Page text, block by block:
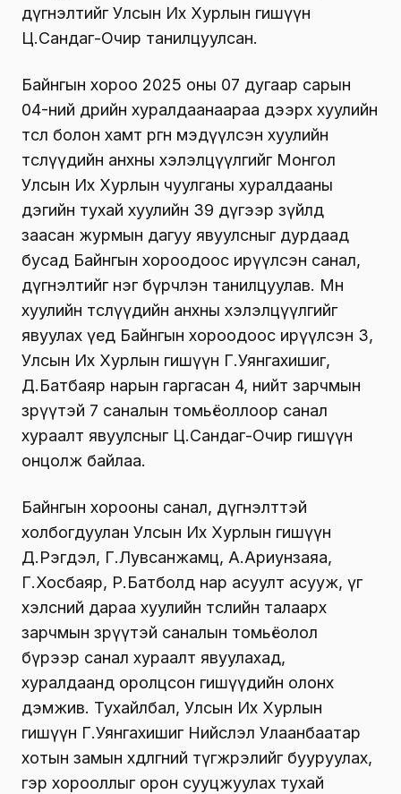
дүгнэлтийг Улсын Их Хурлын гишүүн
Ц.Сандаг-Очир танилцуулсан.
Байнгын хороо 2025 оны 07 дугаар сарын
04-ний өдрийн хуралдаанаараа дээрх хуулийн
төсөл болон хамт өргөн мэдүүлсэн хуулийн
төслүүдийн анхны хэлэлцүүлгийг Монгол
Улсын Их Хурлын чуулганы хуралдааны
дэгийн тухай хуулийн 39 дүгээр зүйлд
заасан журмын дагуу явуулсныг дурдаад
бусад Байнгын хороодоос ирүүлсэн санал,
дүгнэлтийг нэг бүрчлэн танилцуулав. Мөн
хуулийн төслүүдийн анхны хэлэлцүүлгийг
явуулах үед Байнгын хороодоос ирүүлсэн 3,
Улсын Их Хурлын гишүүн Г.Уянгахишиг,
Д.Батбаяр нарын гаргасан 4, нийт зарчмын
зөрүүтэй 7 саналын томьёоллоор санал
хураалт явуулсныг Ц.Сандаг-Очир гишүүн
онцолж байлаа.
Байнгын хорооны санал, дүгнэлттэй
холбогдуулан Улсын Их Хурлын гишүүн
Д.Рэгдэл, Г.Лувсанжамц, А.Ариунзаяа,
Г.Хосбаяр, Р.Батболд нар асуулт асууж, үг
хэлсний дараа хуулийн төслийн талаарх
зарчмын зөрүүтэй саналын томьёолол
бүрээр санал хураалт явуулахад,
хуралдаанд оролцсон гишүүдийн олонх
дэмжив. Тухайлбал, Улсын Их Хурлын
гишүүн Г.Уянгахишиг Нийслэл Улаанбаатар
хотын замын хөдөлгөөний түгжрэлийг бууруулах,
гэр хорооллыг орон сууцжуулах тухай